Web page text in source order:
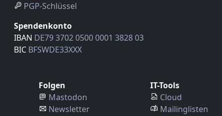
PGP-Schlüssel
Spendenkonto
IBAN DE79 3702 0500 0001 3828 03
BIC BFSWDE33XXX
Folgen
Mastodon
Newsletter
IT-Tools
Cloud
Mailinglisten